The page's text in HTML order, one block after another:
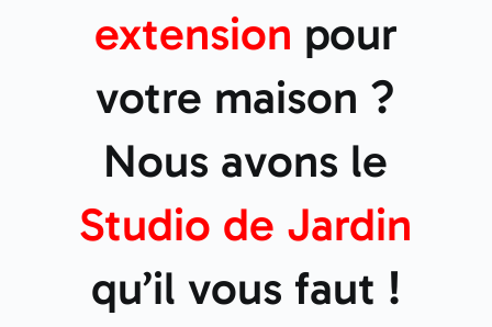
extension pour
votre maison ?
Nous avons le
Studio de Jardin
qu’il vous faut !